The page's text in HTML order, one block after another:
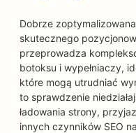
Dobrze
skutecznego
przeprowadza
botoksu i wypełniaczy,
które mogą utrudniać
to sprawdzenie
ładowania strony,
innych czynników SEO